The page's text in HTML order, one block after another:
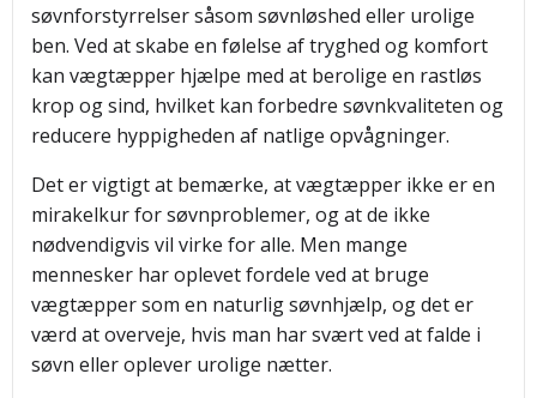
søvnforstyrrelser såsom søvnløshed eller urolige
ben. Ved at skabe en følelse af tryghed og komfort
kan vægtæpper hjælpe med at berolige en rastløs
krop og sind, hvilket kan forbedre søvnkvaliteten og
reducere hyppigheden af natlige opvågninger.
Det er vigtigt at bemærke, at vægtæpper ikke er en
mirakelkur for søvnproblemer, og at de ikke
nødvendigvis vil virke for alle. Men mange
mennesker har oplevet fordele ved at bruge
vægtæpper som en naturlig søvnhjælp, og det er
værd at overveje, hvis man har svært ved at falde i
søvn eller oplever urolige nætter.